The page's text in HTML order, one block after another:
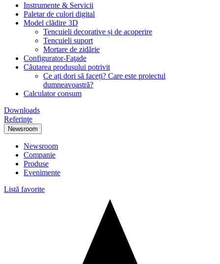
Instrumente & Servicii
Paletar de culori digital
Model clădire 3D
Tencuieli decorative și de acoperire
Tencuieli suport
Mortare de zidărie
Configurator-Faţade
Căutarea produsului potrivit
Ce ați dori să faceți? Care este proiectul
dumneavoastră?
Calculator consum
Downloads
Referinţe
Newsroom
Newsroom
Companie
Produse
Evenimente
Listă favorite